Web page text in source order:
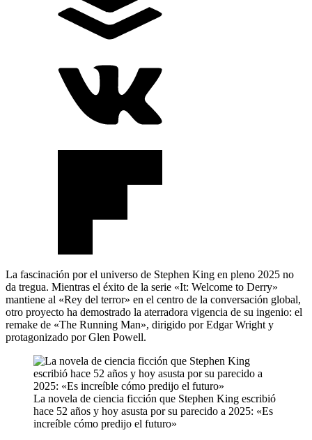
La fascinación por el universo de Stephen King en pleno 2025 no
da tregua. Mientras el éxito de la serie «It: Welcome to Derry»
mantiene al «Rey del terror» en el centro de la conversación global,
otro proyecto ha demostrado la aterradora vigencia de su ingenio: el
remake de «The Running Man», dirigido por Edgar Wright y
protagonizado por Glen Powell.
La novela de ciencia ficción que Stephen King escribió
hace 52 años y hoy asusta por su parecido a 2025: «Es
increíble cómo predijo el futuro»